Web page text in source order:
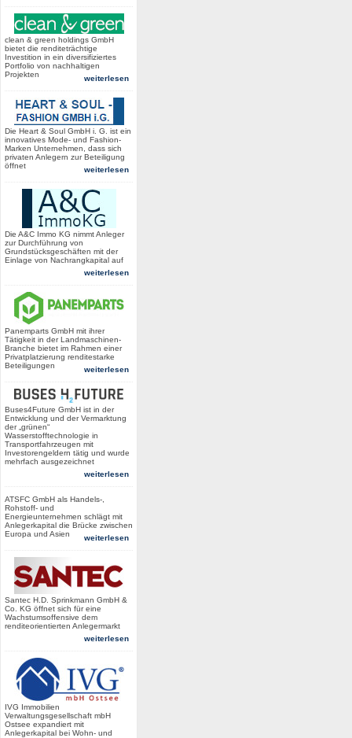
clean & green holdings GmbH
bietet die renditeträchtige
Investition in ein diversifiziertes
Portfolio von nachhaltigen
Projekten
weiterlesen
Die Heart & Soul GmbH i. G. ist ein
innovatives Mode- und Fashion-
Marken Unternehmen, dass sich
privaten Anlegern zur Beteiligung
öffnet
weiterlesen
Die A&C Immo KG nimmt Anleger
zur Durchführung von
Grundstücksgeschäften mit der
Einlage von Nachrangkapital auf
weiterlesen
Panemparts GmbH mit ihrer
Tätigkeit in der Landmaschinen-
Branche bietet im Rahmen einer
Privatplatzierung renditestarke
Beteiligungen
weiterlesen
Buses4Future GmbH ist in der
Entwicklung und der Vermarktung
der „grünen“
Wasserstofftechnologie in
Transportfahrzeugen mit
Investorengeldern tätig und wurde
mehrfach ausgezeichnet
weiterlesen
ATSFC GmbH als Handels-,
Rohstoff- und
Energieunternehmen schlägt mit
Anlegerkapital die Brücke zwischen
Europa und Asien
weiterlesen
Santec H.D. Sprinkmann GmbH &
Co. KG öffnet sich für eine
Wachstumsoffensive dem
renditeorientierten Anlegermarkt
weiterlesen
IVG Immobilien
Verwaltungsgesellschaft mbH
Ostsee expandiert mit
Anlegerkapital bei Wohn- und